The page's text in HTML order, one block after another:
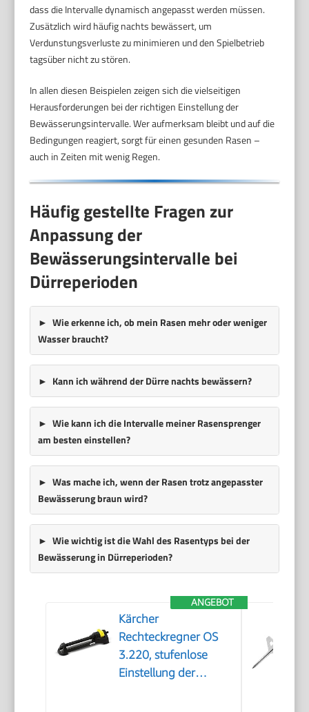
dass die Intervalle dynamisch angepasst werden müssen.
Zusätzlich wird häufig nachts bewässert, um
Verdunstungsverluste zu minimieren und den Spielbetrieb
tagsüber nicht zu stören.
In allen diesen Beispielen zeigen sich die vielseitigen
Herausforderungen bei der richtigen Einstellung der
Bewässerungsintervalle. Wer aufmerksam bleibt und auf die
Bedingungen reagiert, sorgt für einen gesunden Rasen –
auch in Zeiten mit wenig Regen.
Häufig gestellte Fragen zur
Anpassung der
Bewässerungsintervalle bei
Dürreperioden
Wie erkenne ich, ob mein Rasen mehr oder weniger
Wasser braucht?
Kann ich während der Dürre nachts bewässern?
Wie kann ich die Intervalle meiner Rasensprenger
am besten einstellen?
Was mache ich, wenn der Rasen trotz angepasster
Bewässerung braun wird?
Wie wichtig ist die Wahl des Rasentyps bei der
Bewässerung in Dürreperioden?
ANGEBOT
Kärcher
Rechteckregner OS
3.220, stufenlose
Einstellung der